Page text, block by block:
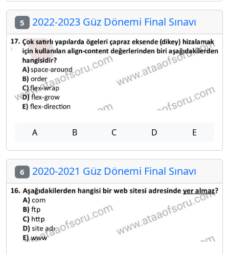
5 2022-2023 Güz Dönemi Final Sınavı
A B C D E
6 2020-2021 Güz Dönemi Final Sınavı